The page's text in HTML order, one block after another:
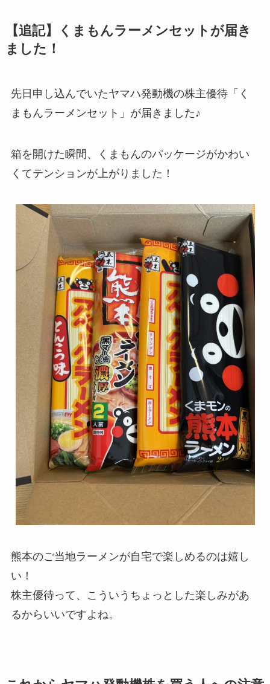
【追記】くまもんラーメンセットが届き
ました！
先日申し込んでいたヤマハ発動機の株主優待「く
まもんラーメンセット」が届きました♪
箱を開けた瞬間、くまもんのパッケージがかわい
くてテンションが上がりました！
熊本のご当地ラーメンが自宅で楽しめるのは嬉し
い！
株主優待って、こういうちょっとした楽しみがあ
るからいいですよね。